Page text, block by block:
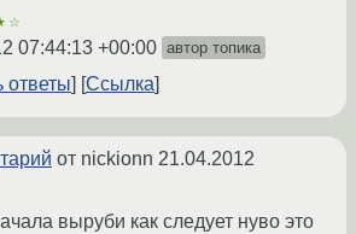
07:44:13 +00:00 автор топика
ответы Ссылка
от nickionn 21.04.2012
выруби как следует нуво это